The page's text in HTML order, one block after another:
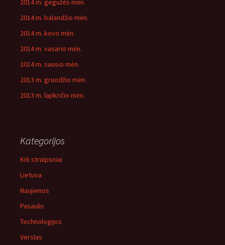
2014 m. gegužės mėn.
2014 m. balandžio mėn.
2014 m. kovo mėn.
2014 m. vasario mėn.
2014 m. sausio mėn.
2013 m. gruodžio mėn.
2013 m. lapkričio mėn.
Kategorijos
Kiti straipsniai
Lietuva
Naujienos
Pasaulis
Technologijos
Verslas